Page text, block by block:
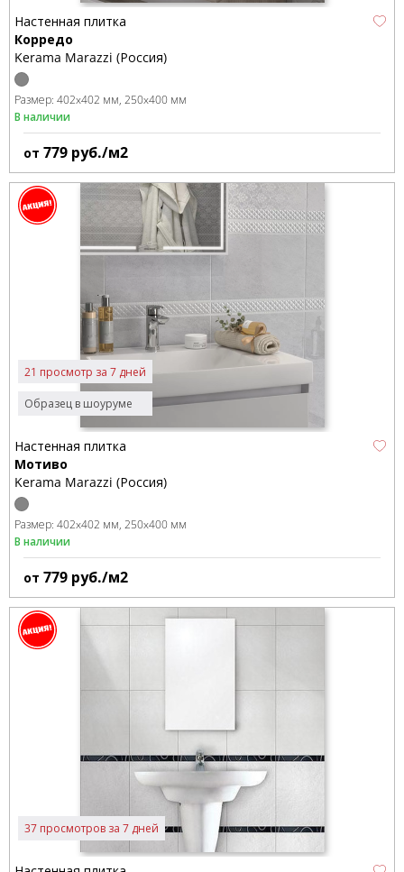
Настенная плитка
Корредо
Kerama Marazzi (Россия)
Размер: 402x402 мм 250x400 мм
В наличии
от 779 руб./м2
Образец в шоуруме
21 просмотр за 7 дней
Настенная плитка
Мотиво
Kerama Marazzi (Россия)
Размер: 402x402 мм 250x400 мм
В наличии
от 779 руб./м2
37 просмотров за 7 дней